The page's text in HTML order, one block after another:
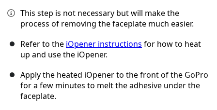
This step is not necessary but will make the
process of removing the faceplate much easier.
Refer to the iOpener instructions for how to heat
up and use the iOpener.
Apply the heated iOpener to the front of the GoPro
for a few minutes to melt the adhesive under the
faceplate.